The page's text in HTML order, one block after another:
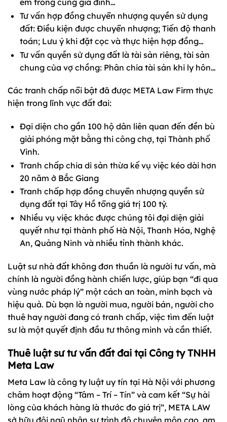
em trong cùng gia đình…
Tư vấn hợp đồng chuyển nhượng quyền sử dụng
đất: Điều kiện được chuyển nhượng; Tiến độ thanh
toán; Lưu ý khi đặt cọc và thực hiện hợp đồng…
Tư vấn quyền sử dụng đất là tài sản riêng, tài sản
chung của vợ chồng: Phân chia tài sản khi ly hôn…
Các tranh chấp nổi bật đã được META Law Firm thực
hiện trong lĩnh vực đất đai:
Đại diện cho gần 100 hộ dân liên quan đến đền bù
giải phóng mặt bằng thi công chợ, tại Thành phố
Vinh.
Tranh chấp chia di sản thừa kế vụ việc kéo dài hơn
20 năm ở Bắc Giang
Tranh chấp hợp đồng chuyển nhượng quyền sử
dụng đất tại Tây Hồ tổng giá trị 100 tỷ.
Nhiều vụ việc khác được chúng tôi đại diện giải
quyết như tại thành phố Hà Nội, Thanh Hóa, Nghệ
An, Quảng Ninh và nhiều tỉnh thành khác.
Luật sư nhà đất không đơn thuần là người tư vấn, mà
chính là người đồng hành chiến lược, giúp bạn “đi qua
vùng nước pháp lý” một cách an toàn, minh bạch và
hiệu quả. Dù bạn là người mua, người bán, người cho
thuê hay người đang có tranh chấp, việc tìm đến luật
sư là một quyết định đầu tư thông minh và cần thiết.
Thuê luật sư tư vấn đất đai tại Công ty TNHH
Meta Law
Meta Law là công ty luật uy tín tại Hà Nội với phương
châm hoạt động “Tâm – Trí – Tín” và cam kết “Sự hài
lòng của khách hàng là thước đo giá trị”, META LAW